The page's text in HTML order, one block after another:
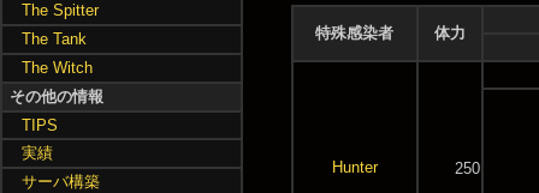
特殊感染者 体力
Hunter 250
The Spitter
The Tank
The Witch
その他の情報
TIPS
実績
サーバ構築